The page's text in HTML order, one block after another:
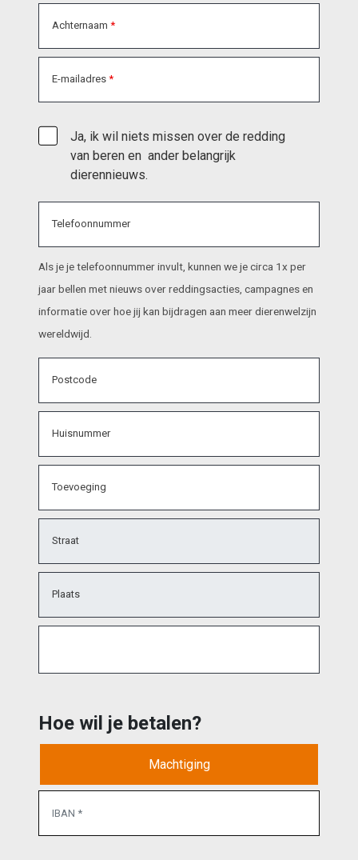
Achternaam
E-mailadres
Ja, ik wil niets missen over de redding
van beren en  ander belangrijk
dierennieuws.
Telefoonnummer
Als je je telefoonnummer invult, kunnen we je circa 1x per
jaar bellen met nieuws over reddingsacties, campagnes en
informatie over hoe jij kan bijdragen aan meer dierenwelzijn
wereldwijd.
Postcode
Huisnummer
, numeric only,
Toevoeging
Straat
Plaats
Hoe wil je betalen?
Machtiging